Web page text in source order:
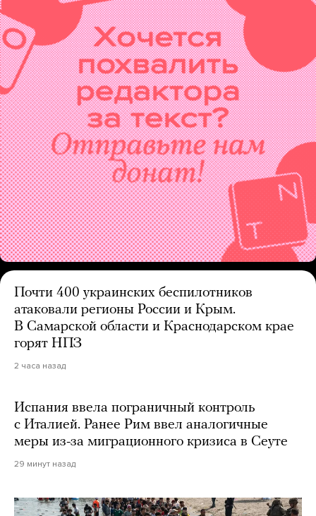
Почти 400 украинских беспилотников
атаковали регионы России и Крым.
В Самарской области и Краснодарском крае
горят НПЗ
2 часа назад
Испания ввела пограничный контроль
с Италией. Ранее Рим ввел аналогичные
меры из-за миграционного кризиса в Сеуте
29 минут назад